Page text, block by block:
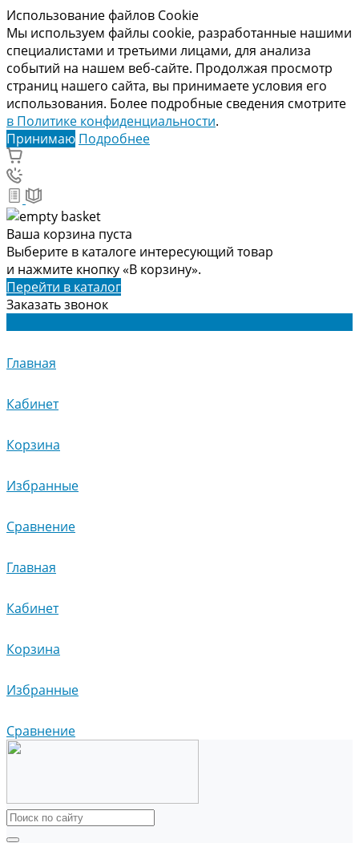
Использование файлов Cookie
Мы используем файлы cookie, разработанные нашими
специалистами и третьими лицами, для анализа
событий на нашем веб-сайте. Продолжая просмотр
страниц нашего сайта, вы принимаете условия его
использования. Более подробные сведения смотрите
в Политике конфиденциальности.
Принимаю Подробнее
Ваша корзина пуста
Выберите в каталоге интересующий товар
и нажмите кнопку «В корзину».
Перейти в каталог
Заказать звонок
Главная
Кабинет
Корзина
Избранные
Сравнение
Главная
Кабинет
Корзина
Избранные
Сравнение